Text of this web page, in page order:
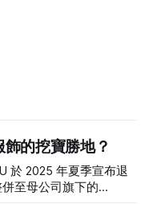
的挖寶勝地？
於 2025 年夏季宣布退
至母公司旗下的